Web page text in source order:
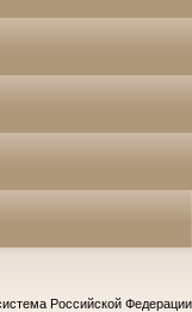
Российской